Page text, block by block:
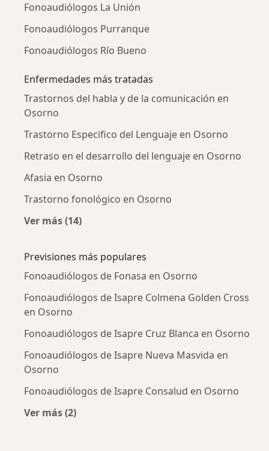
Fonoaudiólogos La Unión
Fonoaudiólogos Purranque
Fonoaudiólogos Río Bueno
Enfermedades más tratadas
Trastornos del habla y de la comunicación en
Osorno
Trastorno Especifico del Lenguaje en Osorno
Retraso en el desarrollo del lenguaje en Osorno
Afasia en Osorno
Trastorno fonológico en Osorno
Ver más (14)
Previsiones más populares
Fonoaudiólogos de Fonasa en Osorno
Fonoaudiólogos de Isapre Colmena Golden Cross
en Osorno
Fonoaudiólogos de Isapre Cruz Blanca en Osorno
Fonoaudiólogos de Isapre Nueva Masvida en
Osorno
Fonoaudiólogos de Isapre Consalud en Osorno
Ver más (2)